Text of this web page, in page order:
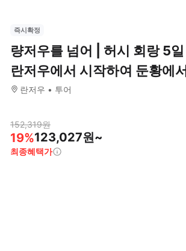
즉시확정
량저우를 넘어 | 허시 회랑 5
란저우에서 시작하여 둔황에
란저우 투어
152,319원
19%123,027원~
최종혜택가